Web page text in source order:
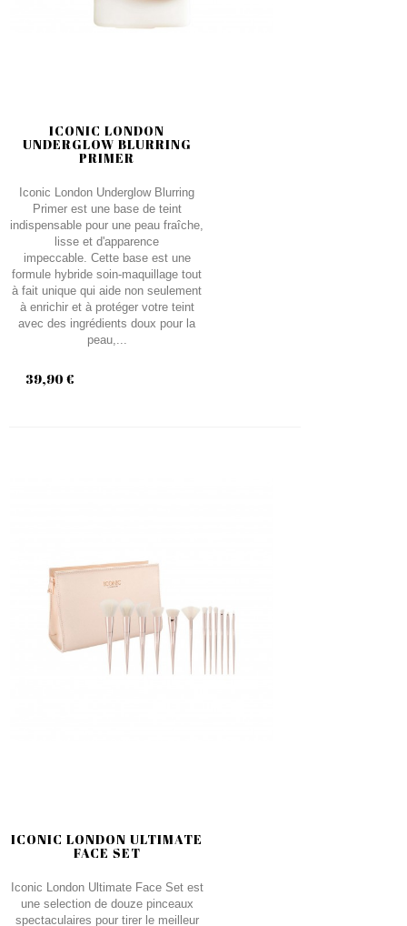
ICONIC LONDON
UNDERGLOW BLURRING
PRIMER
Iconic London Underglow Blurring
Primer est une base de teint
indispensable pour une peau fraîche,
lisse et d'apparence
impeccable. Cette base est une
formule hybride soin-maquillage tout
à fait unique qui aide non seulement
à enrichir et à protéger votre teint
avec des ingrédients doux pour la
peau,...
39,90 €
ICONIC LONDON ULTIMATE
FACE SET
Iconic London Ultimate Face Set est
une selection de douze pinceaux
spectaculaires pour tirer le meilleur